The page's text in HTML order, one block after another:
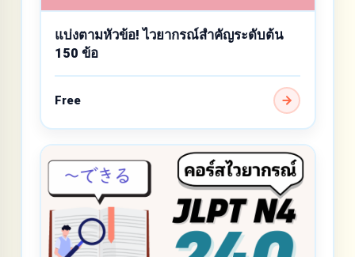
แบ่งตามหัวข้อ! ไวยากรณ์สำคัญระดับต้น
150 ข้อ
Free